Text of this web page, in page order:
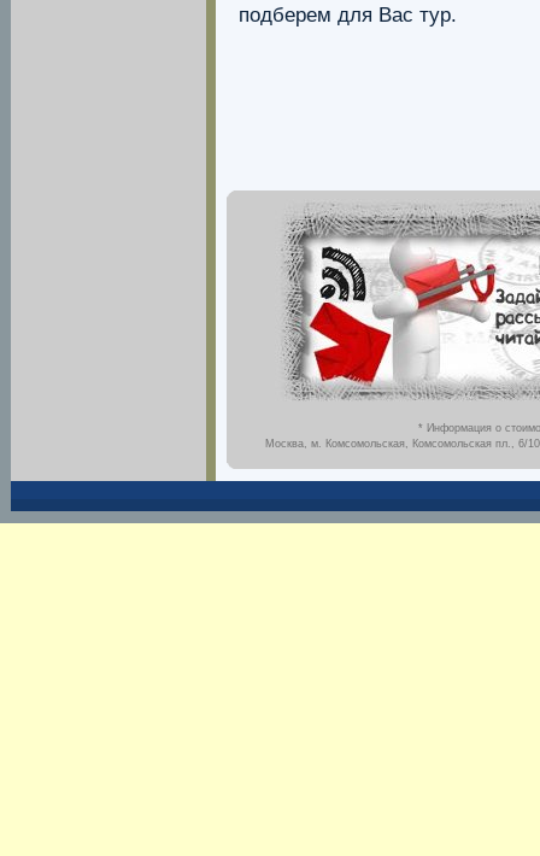
подберем для Вас тур.
* Информация о
Москва, м. Комсомольская, Комсомольская пл., 6/